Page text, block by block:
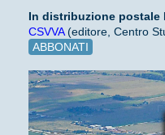
In distribuzione postale
CSVVA(editore, Centro
ABBONATI